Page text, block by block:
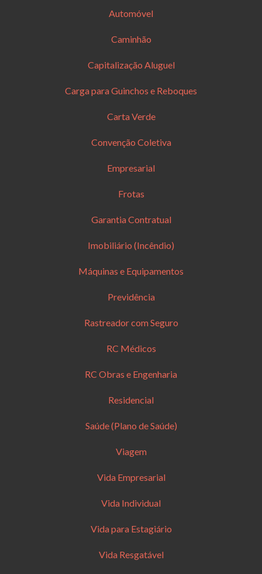
Automóvel
Caminhão
Capitalização Aluguel
Carga para Guinchos e Reboques
Carta Verde
Convenção Coletiva
Empresarial
Frotas
Garantia Contratual
Imobiliário (Incêndio)
Máquinas e Equipamentos
Previdência
Rastreador com Seguro
RC Médicos
RC Obras e Engenharia
Residencial
Saúde (Plano de Saúde)
Viagem
Vida Empresarial
Vida Individual
Vida para Estagiário
Vida Resgatável